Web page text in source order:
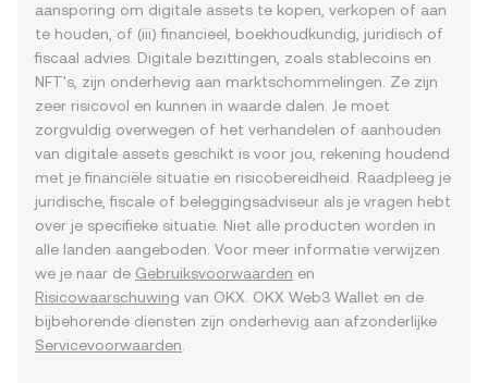
aansporing om digitale assets te kopen, verkopen of aan
te houden, of (iii) financieel, boekhoudkundig, juridisch of
fiscaal advies. Digitale bezittingen, zoals stablecoins en
NFT's, zijn onderhevig aan marktschommelingen. Ze zijn
zeer risicovol en kunnen in waarde dalen. Je moet
zorgvuldig overwegen of het verhandelen of aanhouden
van digitale assets geschikt is voor jou, rekening houdend
met je financiële situatie en risicobereidheid. Raadpleeg je
juridische, fiscale of beleggingsadviseur als je vragen hebt
over je specifieke situatie. Niet alle producten worden in
alle landen aangeboden. Voor meer informatie verwijzen
we je naar de Gebruiksvoorwaarden en
Risicowaarschuwing van OKX. OKX Web3 Wallet en de
bijbehorende diensten zijn onderhevig aan afzonderlijke
Servicevoorwaarden